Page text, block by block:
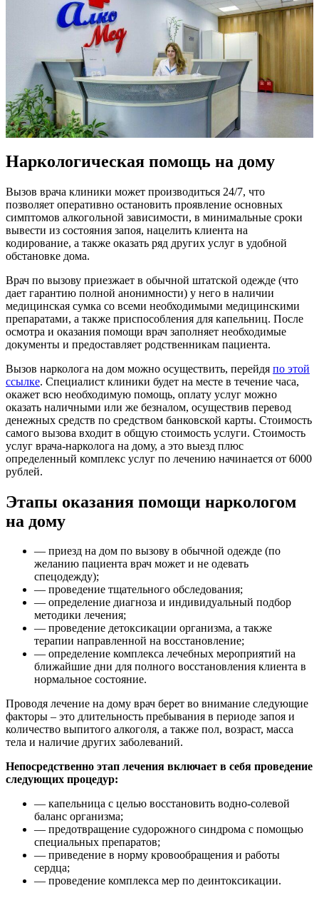
Наркологическая помощь на дому
Вызов врача клиники может производиться 24/7, что
позволяет оперативно остановить проявление основных
симптомов алкогольной зависимости, в минимальные сроки
вывести из состояния запоя, нацелить клиента на
кодирование, а также оказать ряд других услуг в удобной
обстановке дома.
Врач по вызову приезжает в обычной штатской одежде (что
дает гарантию полной анонимности) у него в наличии
медицинская сумка со всеми необходимыми медицинскими
препаратами, а также приспособления для капельниц. После
осмотра и оказания помощи врач заполняет необходимые
документы и предоставляет родственникам пациента.
Вызов нарколога на дом можно осуществить, перейдя по этой
ссылке. Специалист клиники будет на месте в течение часа,
окажет всю необходимую помощь, оплату услуг можно
оказать наличными или же безналом, осуществив перевод
денежных средств по средством банковской карты. Стоимость
самого вызова входит в общую стоимость услуги. Стоимость
услуг врача-нарколога на дому, а это выезд плюс
определенный комплекс услуг по лечению начинается от 6000
рублей.
Этапы оказания помощи наркологом
на дому
— приезд на дом по вызову в обычной одежде (по
желанию пациента врач может и не одевать
спецодежду);
— проведение тщательного обследования;
— определение диагноза и индивидуальный подбор
методики лечения;
— проведение детоксикации организма, а также
терапии направленной на восстановление;
— определение комплекса лечебных мероприятий на
ближайшие дни для полного восстановления клиента в
нормальное состояние.
Проводя лечение на дому врач берет во внимание следующие
факторы – это длительность пребывания в периоде запоя и
количество выпитого алкоголя, а также пол, возраст, масса
тела и наличие других заболеваний.
Непосредственно этап лечения включает в себя проведение
следующих процедур:
— капельница с целью восстановить водно-солевой
баланс организма;
— предотвращение судорожного синдрома с помощью
специальных препаратов;
— приведение в норму кровообращения и работы
сердца;
— проведение комплекса мер по деинтоксикации.